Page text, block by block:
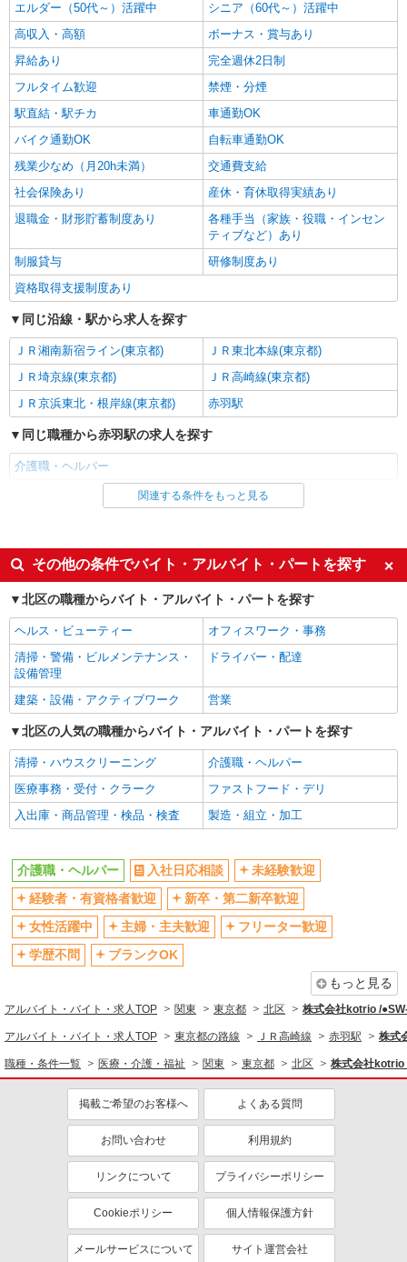
エルダー（50代～）活躍中
シニア（60代～）活躍中
高収入・高額
ボーナス・賞与あり
昇給あり
完全週休2日制
フルタイム歓迎
禁煙・分煙
駅直結・駅チカ
車通勤OK
バイク通勤OK
自転車通勤OK
残業少なめ（月20h未満）
交通費支給
社会保険あり
産休・育休取得実績あり
退職金・財形貯蓄制度あり
各種手当（家族・役職・インセン
ティブなど）あり
制服貸与
研修制度あり
資格取得支援制度あり
同じ沿線・駅から求人を探す
ＪＲ湘南新宿ライン(東京都)
ＪＲ東北本線(東京都)
ＪＲ埼京線(東京都)
ＪＲ高崎線(東京都)
ＪＲ京浜東北・根岸線(東京都)
赤羽駅
同じ職種から赤羽駅の求人を探す
介護職・ヘルパー
同じ雇用形態から赤羽駅の求人を探す
同じ特徴から赤羽駅の求人を探す
入社日応相談
未経験歓迎
経験者・有資格者歓迎
新卒・第二新卒歓迎
女性活躍中
主婦・主夫歓迎
フリーター歓迎
ブランクOK
ミドル（40代～）活躍中
エルダー（50代～）活躍中
シニア（60代～）活躍中
高収入・高額
ボーナス・賞与あり
昇給あり
完全週休2日制
フルタイム歓迎
禁煙・分煙
駅直結・駅チカ
車通勤OK
残業少なめ（月20h未満）
交通費支給
社会保険あり
産休・育休取得実績あり
退職金・財形貯蓄制度あり
各種手当（家族・役職・インセン
資格取得支援制度あり
同じ職種から求人を探す
医療・介護・福祉
介護職・ヘルパー
同じ特徴から求人を探す
未経験歓迎
ミドル（40代～）活躍中
ボーナス・賞与あり
車通勤OK
社会保険あり
産休・育休取得実績あり
関連する条件をもっと見る
その他の条件でバイト・アルバイト・パートを探す
北区の職種からバイト・アルバイト・パートを探す
ヘルス・ビューティー
オフィスワーク・事務
清掃・警備・ビルメンテナンス・
設備管理
ドライバー・配達
建築・設備・アクティブワーク 営業
北区の人気の職種からバイト・アルバイト・パートを探す
清掃・ハウスクリーニング
介護職・ヘルパー
医療事務・受付・クラーク
ファストフード・デリ
入出庫・商品管理・検品・検査
製造・組立・加工
介護職・ヘルパー 入社日応相談
未経験歓迎
経験者・有資格者歓迎
新卒・第二新卒歓迎
女性活躍中
主婦・主夫歓迎
フリーター歓迎
学歴不問
ブランクOK
もっと見る
アルバイト・バイト・求人TOP 関東 東京都 北区 株式会社kotrio /
アルバイト・バイト・求人TOP 東京都の路線 ＪＲ高崎線 赤羽駅 株式
職種・条件一覧 医療・介護・福祉 関東 東京都 北区 株式会社kotrio
掲載ご希望のお客様へ よくある質問
お問い合わせ 利用規約
リンクについて プライバシーポリシー
Cookieポリシー 個人情報保護方針
メールサービスについて サイト運営会社